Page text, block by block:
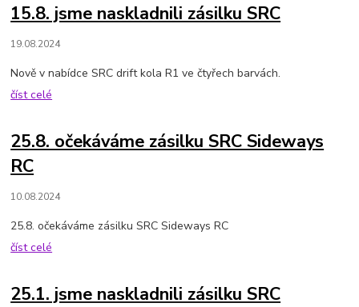
15.8. jsme naskladnili zásilku SRC
19.08.2024
Nově v nabídce SRC drift kola R1 ve čtyřech barvách.
číst celé
25.8. očekáváme zásilku SRC Sideways
RC
10.08.2024
25.8. očekáváme zásilku SRC Sideways RC
číst celé
25.1. jsme naskladnili zásilku SRC